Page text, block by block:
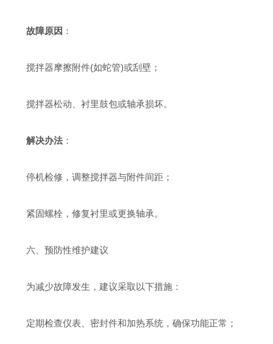
故障原因 ：
搅拌器摩擦附件(如蛇管)或刮壁；
搅拌器松动、衬里鼓包或轴承损坏。
解决办法 ：
停机检修，调整搅拌器与附件间距；
紧固螺栓，修复衬里或更换轴承。
六、预防性维护建议
为减少故障发生，建议采取以下措施：
定期检查仪表、密封件和加热系统，确保功能正常；